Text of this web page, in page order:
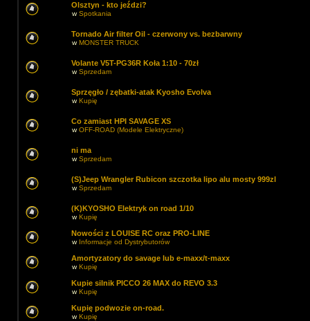
Olsztyn - kto jeździ?
wSpotkania
Tornado Air filter Oil - czerwony vs. bezbarwny
wMONSTER TRUCK
Volante V5T-PG36R Koła 1:10 - 70zł
wSprzedam
Sprzęgło / zębatki-atak Kyosho Evolva
wKupię
Co zamiast HPI SAVAGE XS
wOFF-ROAD (Modele Elektryczne)
ni ma
wSprzedam
(S)Jeep Wrangler Rubicon szczotka lipo alu mosty 999zl
wSprzedam
(K)KYOSHO Elektryk on road 1/10
wKupię
Nowości z LOUISE RC oraz PRO-LINE
w Informacje od Dystrybutorów
Amortyzatory do savage lub e-maxx/t-maxx
wKupię
Kupie silnik PICCO 26 MAX do REVO 3.3
wKupię
Kupię podwozie on-road.
wKupię